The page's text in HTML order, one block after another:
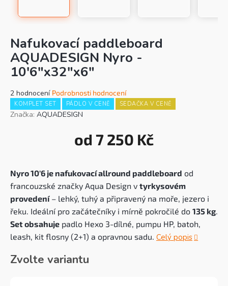
Nafukovací paddleboard
AQUADESIGN Nyro -
10'6"x32"x6"
KOMPLET SET PÁDLO V CENĚ SEDAČKA V CENĚ
Průměrné
hodnocení
produktu
2 hodnocení Podrobnosti hodnocení
Značka: AQUADESIGN
od 7 250 Kč
Zvolte variantu
Nyro 10'6 je nafukovací allround paddleboard od
francouzské značky Aqua Design v tyrkysovém
provedení– lehký, tuhý a připravený na moře, jezero i
řeku. Ideální pro začátečníky i mírně pokročilé do 135 kg.
Set obsahuje padlo Hexo 3-dílné, pumpu HP, batoh,
leash, kit flosny (2+1) a opravnou sadu. Celý popis